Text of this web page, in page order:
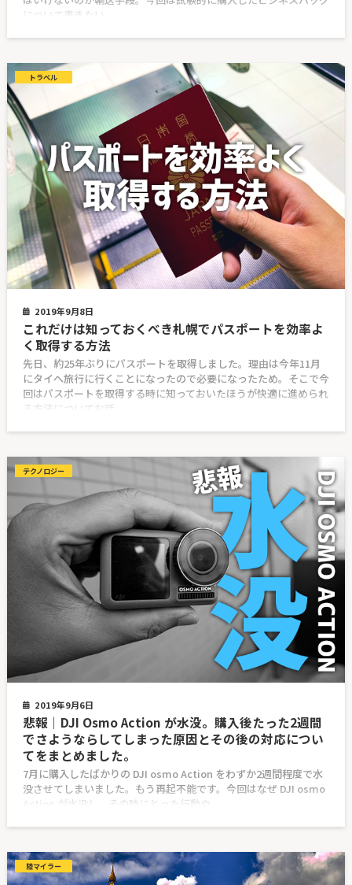
について書きたい
トラベル
2019年9月8日
これだけは知っておくべき札幌でパスポートを効率よ
く取得する方法
先日、約25年ぶりにパスポートを取得しました。理由は今年11月
にタイへ旅行に行くことになったので必要になったため。そこで今
回はパスポートを取得する時に知っておいたほうが快適に進められ
る方法についてお話
テクノロジー
2019年9月6日
悲報｜DJI Osmo Action が水没。購入後たった2週間
でさようならしてしまった原因とその後の対応につい
てをまとめました。
7月に購入したばかりの DJI osmo Action をわずか2週間程度で水
没させてしまいました。もう再起不能です。今回はなぜ DJI osmo
Action が水没し、その時にとった行動や
陸マイラー